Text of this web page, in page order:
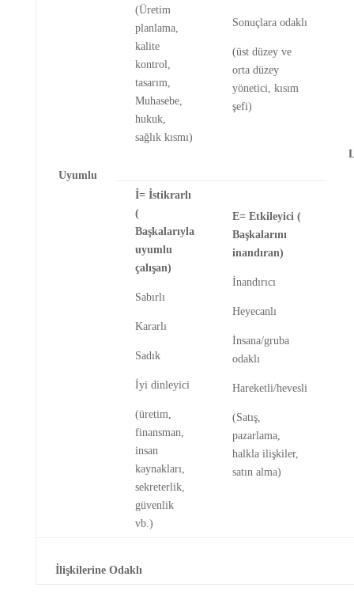
Uyumlu
(Üretim
planlama,
kalite
kontrol,
tasarım,
Muhasebe,
hukuk,
sağlık kısmı)
Sonuçlara odaklı
(üst düzey ve
orta düzey
yönetici, kısım
şefi)
İ= İstikrarlı
(
Başkalarıyla
uyumlu
çalışan)
Sabırlı
Kararlı
Sadık
İyi dinleyici
(üretim,
finansman,
insan
kaynakları,
sekreterlik,
güvenlik
vb.)
E= Etkileyici (
Başkalarını
inandıran)
İnandırıcı
Heyecanlı
İnsana/gruba
odaklı
Hareketli/hevesli
(Satış,
pazarlama,
halkla ilişkiler,
satın alma)
İlişkilerine Odaklı